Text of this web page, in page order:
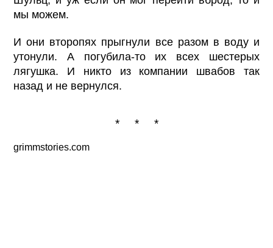
мы можем.
И они второпях прыгнули все разом в воду и
утонули. А погубила-то их всех шестерых
лягушка. И никто из компании швабов так
назад и не вернулся.
* * *
grimmstories.com